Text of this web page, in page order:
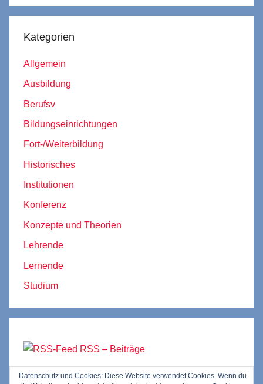
Kategorien
Allgemein
Ausbildung
Berufsv
Bildungseinrichtungen
Fort-/Weiterbildung
Historisches
Institutionen
Konferenz
Konzepte und Theorien
Lehrende
Lernende
Studium
RSS – Beiträge
RSS – Kommentare
Datenschutz und Cookies: Diese Website verwendet Cookies. Wenn du